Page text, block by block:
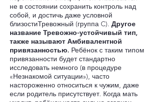
не в состоянии сохранить контроль над
собой, и достичь даже условной
близостиТревожный (группа C). Другое
название Тревожно-устойчивый тип,
также называют Амбивалентной
привязанностью. Ребёнок с таким типом
привязанности будет стандартно
исследовать немного (в процедуре
«Незнакомой ситуации»), часто
настороженно относиться к чужим, даже
если родитель присутствует. Когда мать